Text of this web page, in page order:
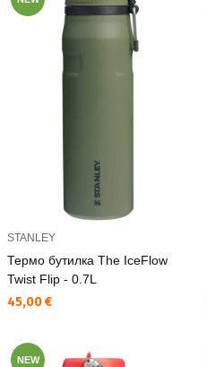
STANLEY
Термо бутилка The IceFlow
Twist Flip - 0.7L
Текуща цена:
45,00 €
NEW